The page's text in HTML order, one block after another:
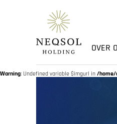
OVER
Warning: Undefined variable $imgurl in /home/